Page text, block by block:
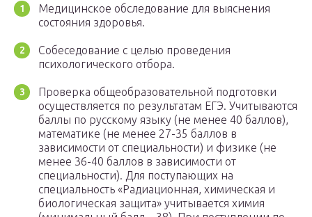
Медицинское обследование для выяснения
состояния здоровья.
Собеседование с целью проведения
психологического отбора.
Проверка общеобразовательной подготовки
осуществляется по результатам ЕГЭ. Учитываются
баллы по русскому языку (не менее 40 баллов),
математике (не менее 27-35 баллов в
зависимости от специальности) и физике (не
менее 36-40 баллов в зависимости от
специальности). Для поступающих на
специальность «Радиационная, химическая и
биологическая защита» учитывается химия